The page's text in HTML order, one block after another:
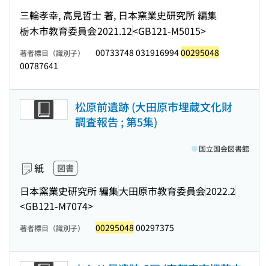
三輪孝幸, 高見哲士 著, 日本窯業史研究所 編集
栃木市教育委員会2021.12<GB121-M5015>
著者標目（識別子） 00733748 03191699400295048
00787641
松原前遺跡 (大田原市埋蔵文化財
調査報告 ; 第5集)
紙 図書
日本窯業史研究所 編集大田原市教育委員会2022.2
<GB121-M7074>
国立国会図書館
著者標目（識別子） 00295048 00297375